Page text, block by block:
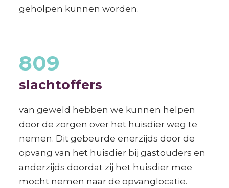
geholpen kunnen worden.
809
slachtoffers
van geweld hebben we kunnen helpen
door de zorgen over het huisdier weg te
nemen. Dit gebeurde enerzijds door de
opvang van het huisdier bij gastouders en
anderzijds doordat zij het huisdier mee
mocht nemen naar de opvanglocatie.